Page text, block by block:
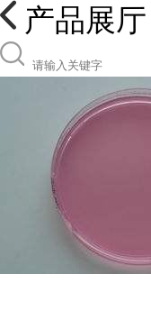
产品展厅